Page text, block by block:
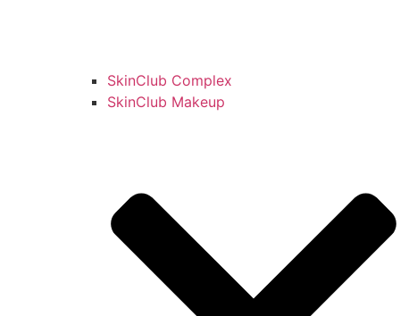
SkinClub Complex
SkinClub Makeup